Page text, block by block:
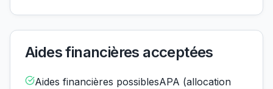
Aides financières acceptées
Aides financières possiblesAPA (allocation